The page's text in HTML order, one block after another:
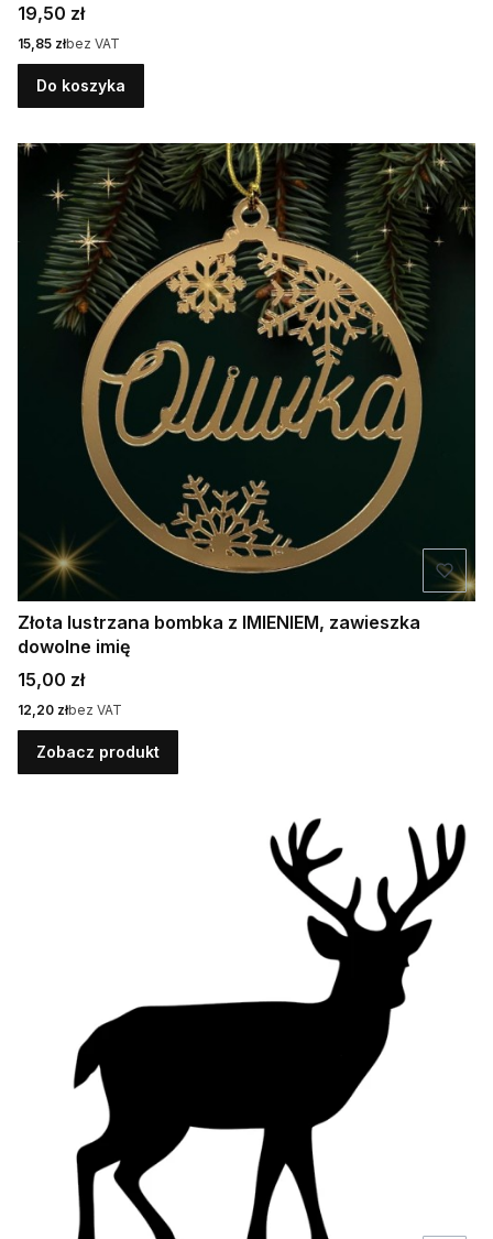
Cena
19,50 zł
Cena
15,85 złbez VAT
Do koszyka
Złota lustrzana bombka z IMIENIEM, zawieszka
dowolne imię
Cena
15,00 zł
Cena
12,20 złbez VAT
Zobacz produkt